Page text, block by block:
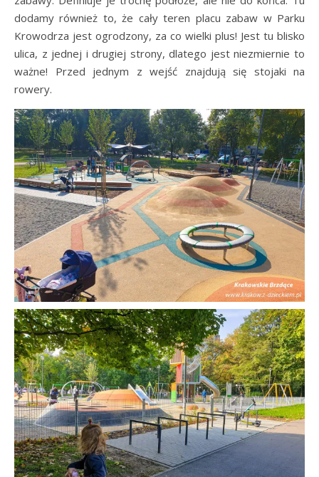
dodamy również to, że cały teren placu zabaw w Parku
Krowodrza jest ogrodzony, za co wielki plus! Jest tu blisko
ulica, z jednej i drugiej strony, dlatego jest niezmiernie to
ważne! Przed jednym z wejść znajdują się stojaki na
rowery.